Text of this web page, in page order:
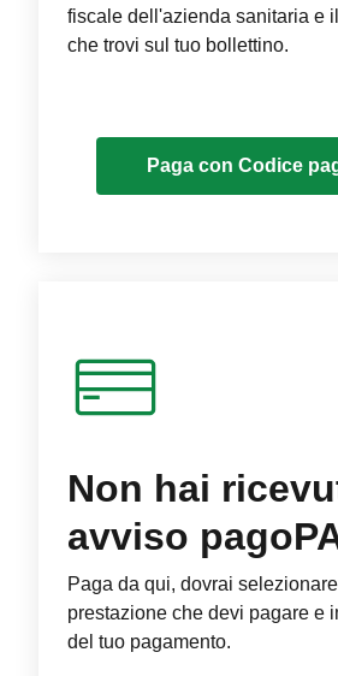
fiscale dell'azienda sanitaria e
che trovi sul tuo bollettino.
Paga con Codice
Non hai
avviso
Paga da qui, dovrai
prestazione che devi pagare e
del tuo pagamento.